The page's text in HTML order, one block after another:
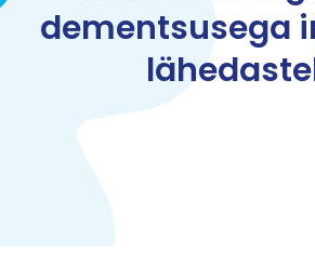
dementsusega